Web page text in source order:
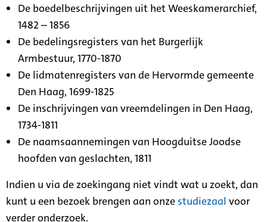
De boedelbeschrijvingen uit het Weeskamerarchief,
1482 – 1856
De bedelingsregisters van het Burgerlijk
Armbestuur, 1770-1870
De lidmatenregisters van de Hervormde gemeente
Den Haag, 1699-1825
De inschrijvingen van vreemdelingen in Den Haag,
1734-1811
De naamsaannemingen van Hoogduitse Joodse
hoofden van geslachten, 1811
Indien u via de zoekingang niet vindt wat u zoekt, dan
kunt u een bezoek brengen aan onze studiezaal voor
verder onderzoek.